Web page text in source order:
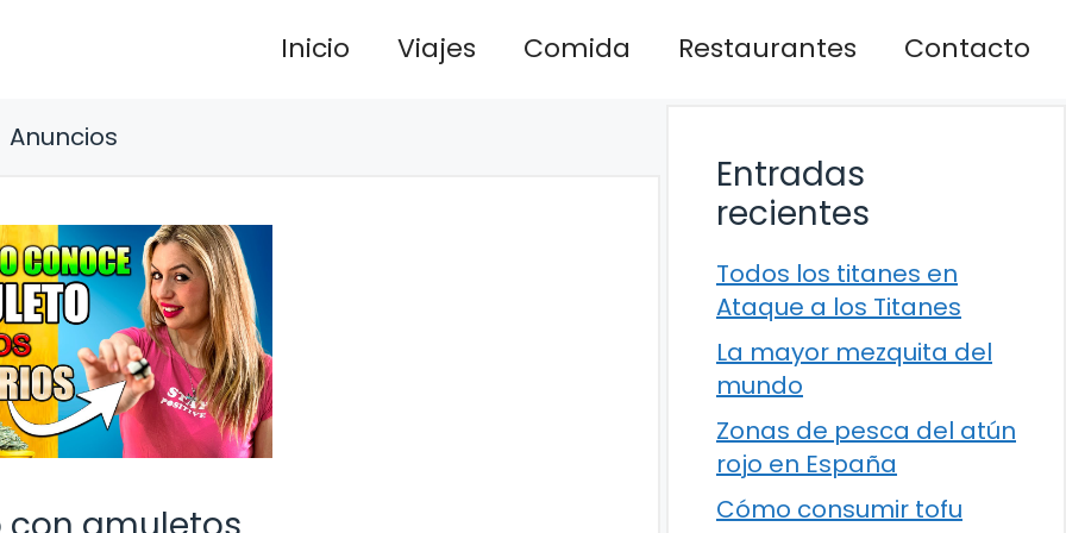
Inicio Viajes Comida Restaurantes Contacto
Anuncios
Entradas
recientes
Todos los titanes en
Ataque a los Titanes
La mayor mezquita del
mundo
Zonas de pesca del atún
rojo en España
Cómo consumir tofu